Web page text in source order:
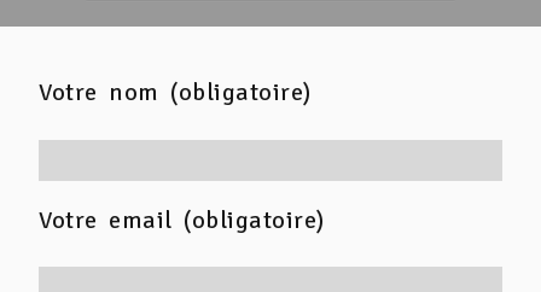
Votre nom (obligatoire)
Votre email (obligatoire)